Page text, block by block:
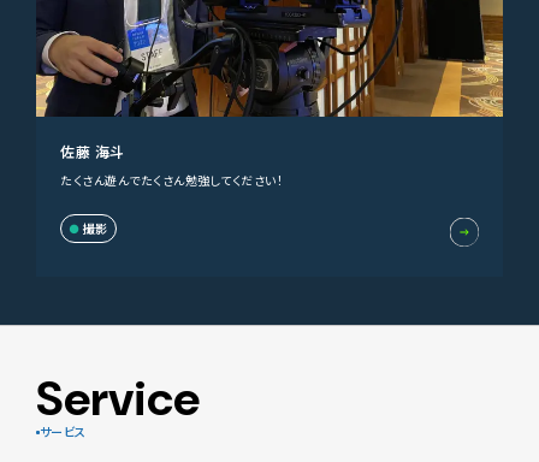
佐藤 海斗
たくさん遊んでたくさん勉強してください！
撮影
Service
サービス